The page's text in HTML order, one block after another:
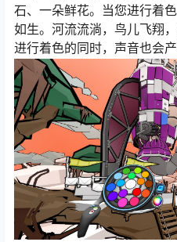
石、一朵鲜花。当您进行着
如生。河流流淌，鸟儿飞翔
进行着色的同时，声音也会产